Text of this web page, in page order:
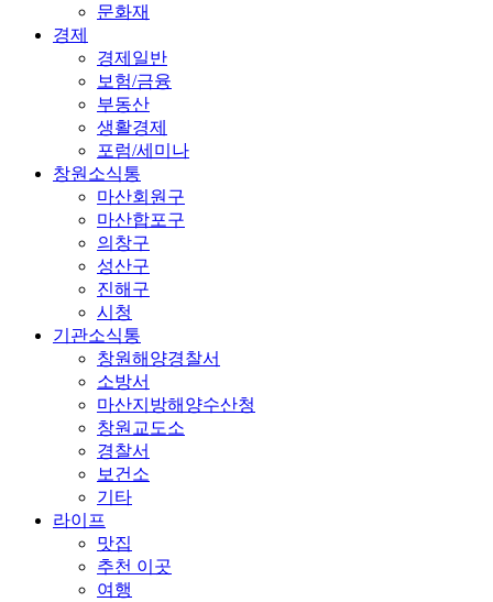
문화재
경제
경제일반
보험/금융
부동산
생활경제
포럼/세미나
창원소식통
마산회원구
마산합포구
의창구
성산구
진해구
시청
기관소식통
창원해양경찰서
소방서
마산지방해양수산청
창원교도소
경찰서
보건소
기타
라이프
맛집
추천 이곳
여행